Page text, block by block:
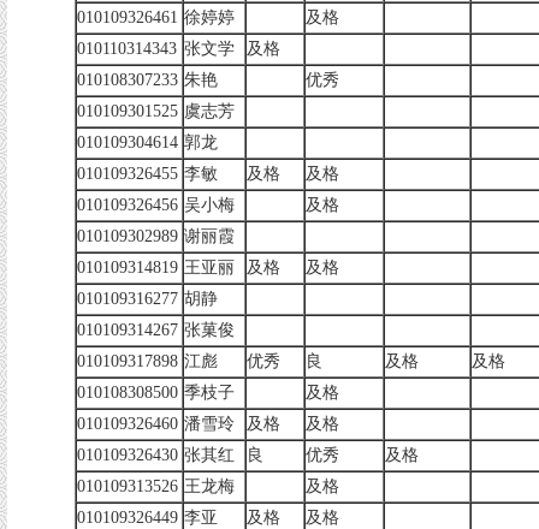
010109326461 徐婷婷
及格
010110314343 张文学
及格
010108307233 朱艳
优秀
010109301525 虞志芳
010109304614 郭龙
010109326455 李敏 及格
及格
010109326456 吴小梅
及格
010109302989 谢丽霞
010109314819 王亚丽 及格
及格
010109316277 胡静
010109314267 张菓俊
010109317898 江彪 优秀 良 及格
及格
010108308500 季枝子
及格
010109326460 潘雪玲 及格
及格
010109326430 张其红 良 优秀
及格
010109313526 王龙梅
及格
010109326449 李亚 及格
及格